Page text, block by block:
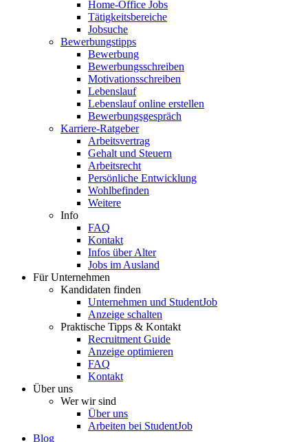
Home-Office Jobs
Tätigkeitsbereiche
Jobsuche
Bewerbungstipps
Bewerbung
Bewerbungsschreiben
Motivationsschreiben
Lebenslauf
Lebenslauf online erstellen
Bewerbungsgespräch
Karriere-Ratgeber
Arbeitsvertrag
Gehalt und Steuern
Arbeitsrecht
Persönliche Entwicklung
Wohlbefinden
Weitere
Info
FAQ
Kontakt
Infos über Alter
Jobs im Ausland
Für Unternehmen
Kandidaten finden
Unternehmen und StudentJob
Anzeige schalten
Praktische Tipps & Kontakt
Recruitment Guide
Anzeige optimieren
FAQ
Kontakt
Über uns
Wer wir sind
Über uns
Arbeiten bei StudentJob
Blog